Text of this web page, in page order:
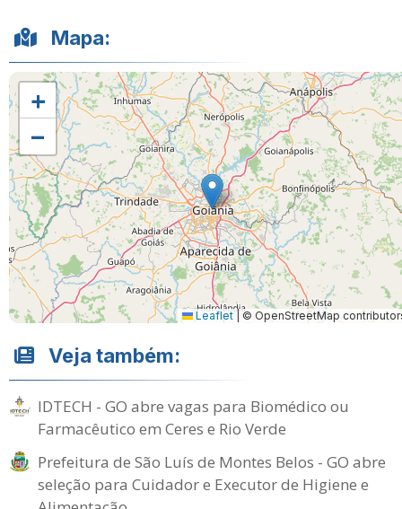
Mapa:
+
−
Leaflet © OpenStreetMap
Veja também:
IDTECH - GO abre vagas para Biomédico ou
Farmacêutico em Ceres e Rio Verde
Prefeitura de São Luís de Montes Belos - GO abre
seleção para Cuidador e Executor de Higiene e